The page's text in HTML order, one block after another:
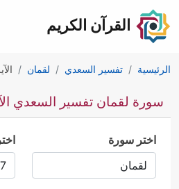
القرآن الكريم
الرئيسية تفسير السعدي لقمان
سورة لقمان تفسير السعدي
اختر سورة